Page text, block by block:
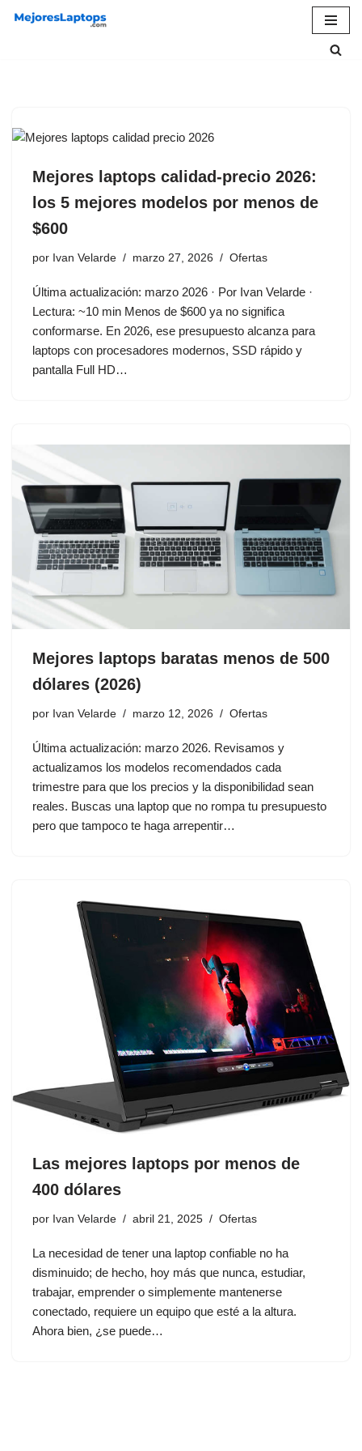
Mejores laptops calidad-precio 2026:
los 5 mejores modelos por menos de
$600
por Ivan Velarde marzo 27, 2026 Ofertas
Última actualización: marzo 2026 · Por Ivan Velarde ·
Lectura: ~10 min Menos de $600 ya no significa
conformarse. En 2026, ese presupuesto alcanza para
laptops con procesadores modernos, SSD rápido y
pantalla Full HD…
Mejores laptops baratas menos de 500
dólares (2026)
por Ivan Velarde marzo 12, 2026 Ofertas
Última actualización: marzo 2026. Revisamos y
actualizamos los modelos recomendados cada
trimestre para que los precios y la disponibilidad sean
reales. Buscas una laptop que no rompa tu presupuesto
pero que tampoco te haga arrepentir…
Las mejores laptops por menos de
400 dólares
por Ivan Velarde abril 21, 2025 Ofertas
La necesidad de tener una laptop confiable no ha
disminuido; de hecho, hoy más que nunca, estudiar,
trabajar, emprender o simplemente mantenerse
conectado, requiere un equipo que esté a la altura.
Ahora bien, ¿se puede…